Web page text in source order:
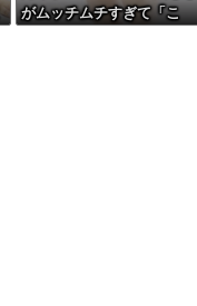
がムッチムチすぎて「こ